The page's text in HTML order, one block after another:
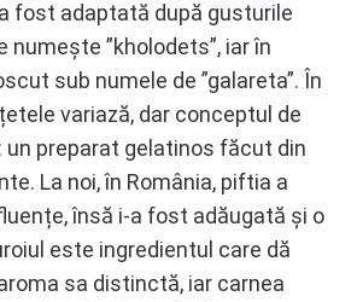
fost adaptată după gusturile
numește ”kholodets”, iar în
sub numele de ”galareta”. În
variază, dar conceptul de
un preparat gelatinos făcut din
La noi, în România, piftia a
însă i-a fost adăugată și o
este ingredientul care dă
sa distinctă, iar carnea